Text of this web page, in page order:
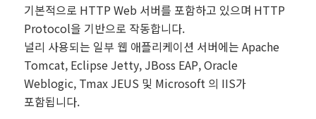
기본적으로 HTTP Web 서버를 포함하고 있으며 HTTP
Protocol을 기반으로 작동합니다.
널리 사용되는 일부 웹 애플리케이션 서버에는 Apache
Tomcat, Eclipse Jetty, JBoss EAP, Oracle
Weblogic, Tmax JEUS 및 Microsoft 의 IIS가
포함됩니다.